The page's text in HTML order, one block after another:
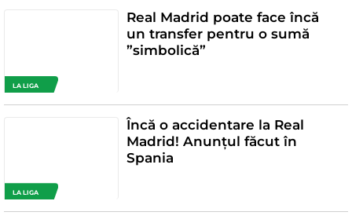
LA LIGA
Real Madrid poate face încă
un transfer pentru o sumă
”simbolică”
LA LIGA
Încă o accidentare la Real
Madrid! Anunțul făcut în
Spania